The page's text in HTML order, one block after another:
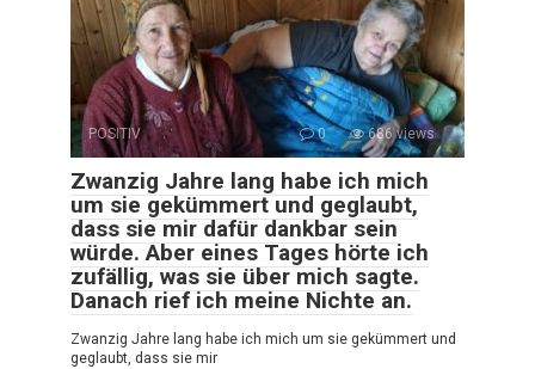
POSITIV 0 686 views
Zwanzig Jahre lang habe ich mich
um sie gekümmert und geglaubt,
dass sie mir dafür dankbar sein
würde. Aber eines Tages hörte ich
zufällig, was sie über mich sagte.
Danach rief ich meine Nichte an.
Zwanzig Jahre lang habe ich mich um sie gekümmert und
geglaubt, dass sie mir